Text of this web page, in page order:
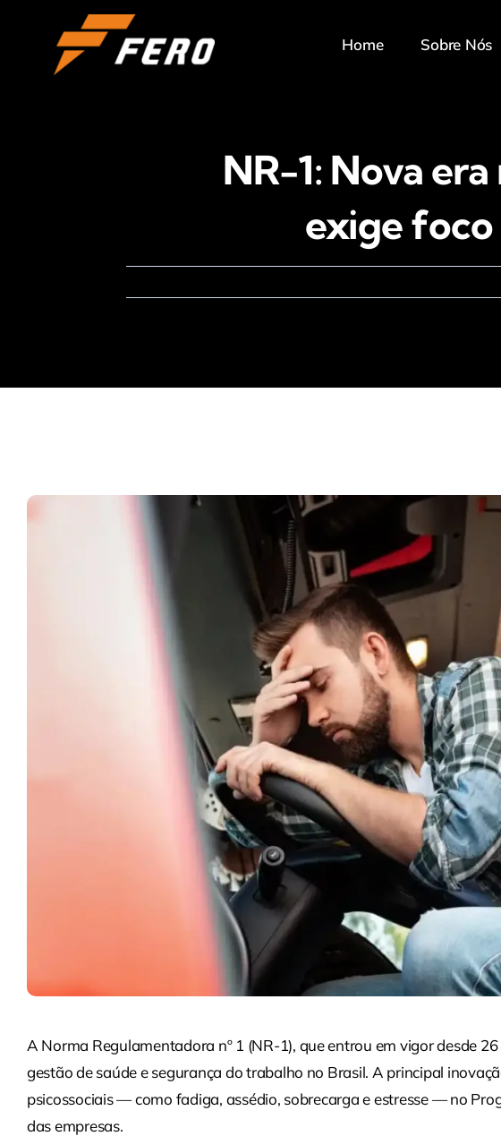
Home Sobre Nós
NR-1: Nova
exige foco
A Norma Regulamentadora nº 1 (NR-1), que entrou em vigor desde
gestão de saúde e segurança do trabalho no Brasil. A principal
psicossociais — como fadiga, assédio, sobrecarga e estresse — no
das empresas.